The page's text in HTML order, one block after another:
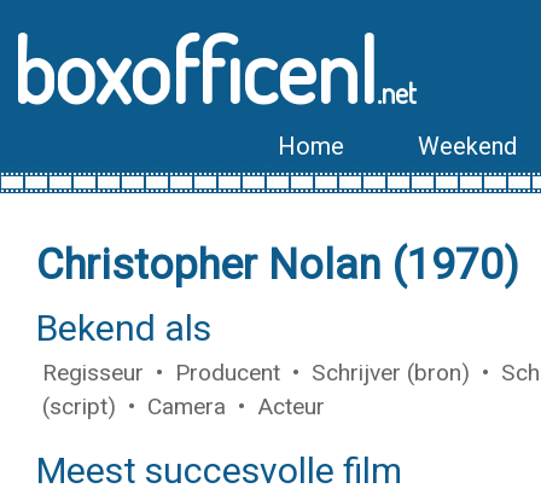
boxofficenl.net
Home Weekend
Christopher Nolan (1970)
Bekend als
Regisseur • Producent • Schrijver (bron) •
(script) • Camera • Acteur
Meest succesvolle film